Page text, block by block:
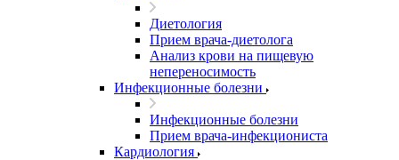
Диетология
Прием врача-диетолога
Анализ крови на пищевую
непереносимость
Инфекционные болезни
Инфекционные болезни
Прием врача-инфекциониста
Кардиология